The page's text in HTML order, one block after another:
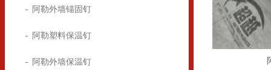
阿勒外墙锚固钉
阿勒塑料保温钉
阿勒外墙保温钉